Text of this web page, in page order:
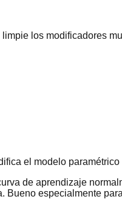
los modificadores
el modelo paramétrico
de aprendizaje
especialmente